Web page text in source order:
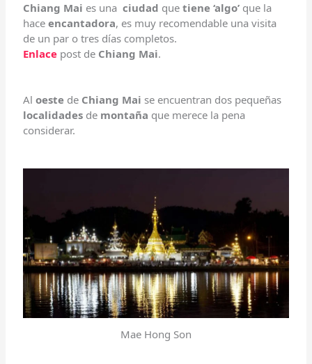
Chiang Mai es una ciudad quetiene ‘algo’ que la
haceencantadora, es muy recomendable una visita
de un par o tres días completos.
Enlace post de Chiang Mai.
Aloeste de Chiang Mai se encuentran dos pequeñas
localidades de montaña que merece la pena
considerar.
Mae Hong Son